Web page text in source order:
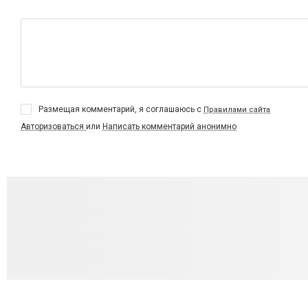
Размещая комментарий, я соглашаюсь с Правилами сайта
Авторизоваться или Написать комментарий анонимно